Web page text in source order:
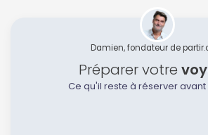
Damien, fondateur de
Préparer votre
Ce qu'il reste à réserver